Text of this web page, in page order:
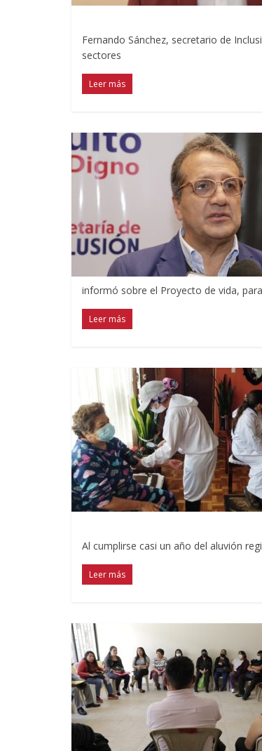
Fernando Sánchez, secretario de
sectores
Leer más
informó sobre el Proyecto de vida,
Leer más
Al cumplirse casi un año del aluvión
Leer más